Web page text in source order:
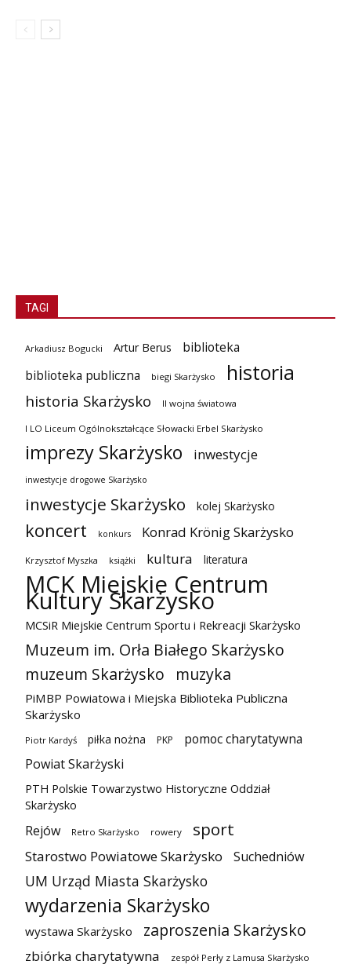
TAGI
Arkadiusz Bogucki Artur Berus
biblioteka
biblioteka publiczna
biegi Skarżysko historia
historia Skarżysko II wojna światowa
I LO Liceum Ogólnokształcące Słowacki Erbel Skarżysko
imprezy Skarżysko inwestycje
inwestycje drogowe Skarżysko
inwestycje Skarżysko kolej Skarżysko
koncert konkurs Konrad Krönig Skarżysko
Krzysztof Myszka książki kultura literatura
MCK Miejskie Centrum
Kultury Skarżysko
MCSiR Miejskie Centrum Sportu i Rekreacji Skarżysko
Muzeum im. Orła Białego Skarżysko
muzeum Skarżysko
muzyka
PiMBP Powiatowa i Miejska Biblioteka Publiczna
Skarżysko
Piotr Kardyś piłka nożna PKP
pomoc charytatywna
Powiat Skarżyski
PTH Polskie Towarzystwo Historyczne Oddział
Skarżysko
Rejów Retro Skarżysko rowery sport
Starostwo Powiatowe Skarżysko Suchedniów
UM Urząd Miasta Skarżysko
wydarzenia Skarżysko
wystawa Skarżysko zaproszenia Skarżysko
zbiórka charytatywna zespół Perły z Lamusa Skarżysko